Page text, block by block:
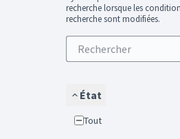
recherche lorsque les
recherche sont modifiées.
État
Tout